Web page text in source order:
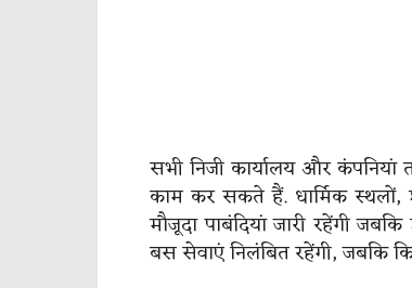
सभी निजी कार्यालय और
काम कर सकते हैं. धार्मिक
मौजूदा पाबंदियां जारी रहेंगी
बस सेवाएं निलंबित रहेंगी, जबकि